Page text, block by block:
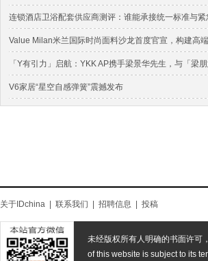
连锁酒店卫浴配套供应商测评：谁能承接统一标准与紧
Value Milan米兰国际时尚面料沙龙首度官宣，构建高
「Y有引力」启航：YKK AP携手梁景华先生，与「梁
V6家居“星空自感弹簧”震撼发布
关于IDchina 联系我们 招聘信息 投稿
未经版权所有人明确的书面许可
of this website is subject to its